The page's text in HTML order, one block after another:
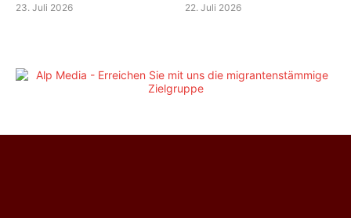
23. Juli 2026 22. Juli 2026